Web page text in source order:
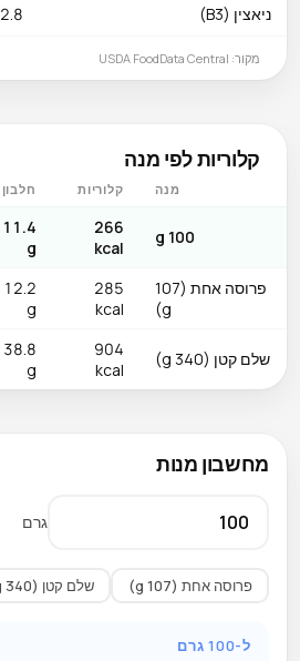
ניאצין (B3) 2.8 מ"ג
מקור: USDA FoodData Central
קלוריות לפי מנה
מנה קלוריות חלבון
100 g
266
kcal
11.4
g
פרוסה אחת (107
g)
285
kcal
12.2
g
שלם קטן (340 g)
904
kcal
38.8
g
מחשבון מנות
גרם
פרוסה אחת (107 g) שלם קטן (340 g)
ל-100 גרם